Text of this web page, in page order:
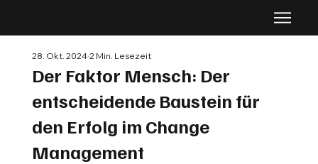
Der Faktor Mensch: Der
entscheidende Baustein für
den Erfolg im Change
Management
28. Okt. 2024 2 Min. Lesezeit